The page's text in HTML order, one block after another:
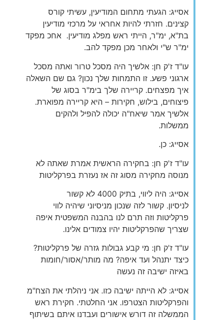
אסייג: הגעתי מתחום המודיעין, עשיתי קורס
קצינים. חזרתי להיות אחראי על מרכזי מודיעין
בת"א, ימ"ר, הייתי ראש מפלג מודיעין. אחכ מפקד
ימ"ר ש"י ולאחר מכן מפקד להב.
עו"ד ז'ק חן: אלשיך היה מסכל טרור ואתה מסכל
ארגוני פשע. זו התמחות שלך נכון? גם שם השאלה
איך מפצחים. קריירה שלך בימ"ר בסוג של
פיצוחים, בילוש, חקירות – היא קריירה מפוארת.
אלשיך אמר שיאח"ה יכולה להפיל ולהקים
ממשלות.
אסייג: כן.
עו"ד ז'ק חן: בחקירה הראשית אמרת שאתה לא
מנוסה מחקירה מסוג זה אז נעזרת בפרקליטות
אסייג: היה ליווי, בתיק 4000 לא קשור
לניסיון. קשור לזה שנכון מניסיוני שיהיה לווי
פרקליטות וזה תרם לנו בהבנה המשפטית איפה
שצריך שהפרקליטות יהיו צמודים אלינו.
עו"ד ז'ק חן: מי קבע גבולות גזרה של פרקליטות?
כיצד יתנהל ועד איפה? מה מותר/אסור/חומות
באיזה ישיבה זה נעשה
אסייג: לא הייתה ישיבה כזו. אני ניהלתי את הצח"מ
והפרקליטות הצטרפו. אני החלטתי. חקירת ראש
הממשלה זה דורש אישורים ועבדנו איתם בשיתוף